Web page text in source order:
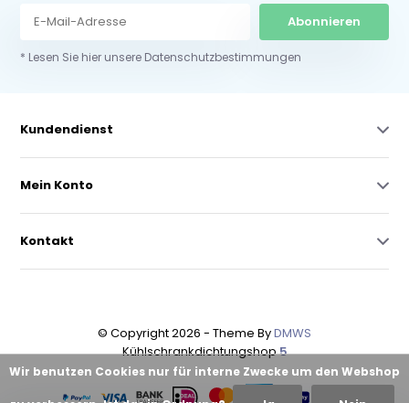
Abonnieren
* Lesen Sie hier unsere Datenschutzbestimmungen
Kundendienst
Mein Konto
Kontakt
© Copyright 2026 - Theme ByDMWS
Kühlschrankdichtungshop5
Wir benutzen Cookies nur für interne Zwecke um den Webshop